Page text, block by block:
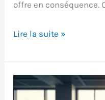
offre en conséquence.
Configurer
suivi
e-
Lire la suite »